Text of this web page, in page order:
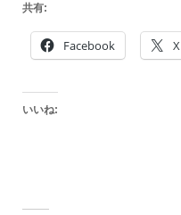
共有:
Facebook X
いいね: